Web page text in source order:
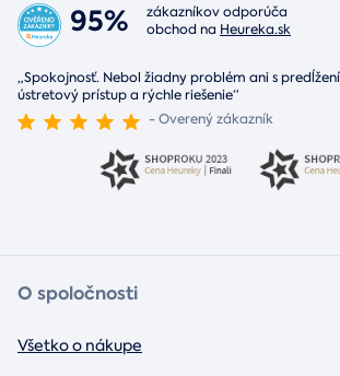
95%
zákazníkov odporúča
obchod na Heureka.sk
„Spokojnosť. Nebol žiadny problém ani s
ústretový prístup a rýchle riešenie“
- Overený zákazník
O spoločnosti
Všetko o nákupe